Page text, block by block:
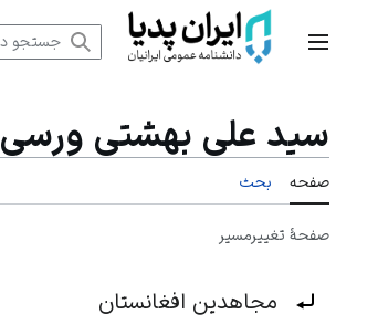
منوی اصلی
سید علی بهشتی ورسی
صفحه بحث
صفحهٔ تغییرمسیر
مجاهدین افغانستان